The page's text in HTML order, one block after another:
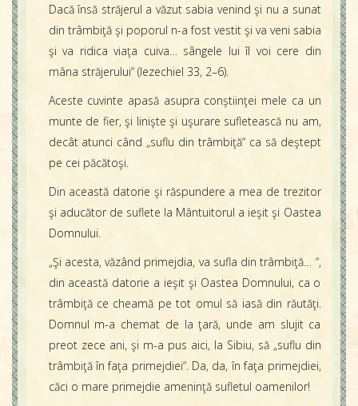
Dacă însă străjerul a văzut sabia venind şi nu a sunat
din trâmbiţă şi poporul n-a fost vestit şi va veni sabia
şi va ridica viaţa cuiva… sângele lui îl voi cere din
mâna străjerului“ (Iezechiel 33, 2–6).
Aceste cuvinte apasă asupra conştiinţei mele ca un
munte de fier, şi linişte şi uşurare sufletească nu am,
decât atunci când „suflu din trâmbiţă“ ca să deştept
pe cei păcătoşi.
Din această datorie şi răspundere a mea de trezitor
şi aducător de suflete la Mântuitorul a ieşit şi Oastea
Domnului.
„Şi acesta, văzând primejdia, va sufla din trâmbiţă… “,
din această datorie a ieşit şi Oastea Domnului, ca o
trâmbiţă ce cheamă pe tot omul să iasă din răutăţi.
Domnul m-a chemat de la ţară, unde am slujit ca
preot zece ani, şi m-a pus aici, la Sibiu, să „suflu din
trâmbiţă în faţa primejdiei“. Da, da, în faţa primejdiei,
căci o mare primejdie ameninţă sufletul oamenilor!